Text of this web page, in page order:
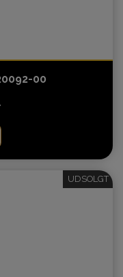
00
UDSOLGT